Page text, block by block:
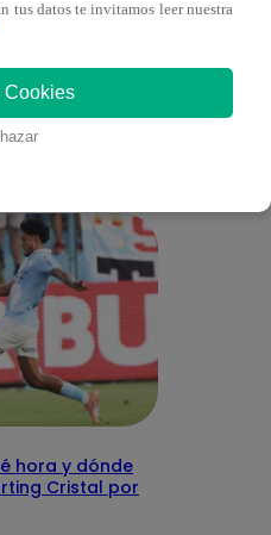
puede
hora y dónde
Cristal por
tus datos te invitamos leer nuestra
Cookies